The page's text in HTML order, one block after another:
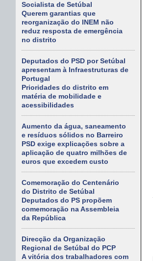
Socialista de Setúbal
Querem garantias que
reorganização do INEM não
reduz resposta de emergência
no distrito
Deputados do PSD por Setúbal
apresentam à Infraestruturas de
Portugal
Prioridades do distrito em
matéria de mobilidade e
acessibilidades
Aumento da água, saneamento
e resíduos sólidos no Barreiro
PSD exige explicações sobre a
aplicação de quatro milhões de
euros que excedem custo
Comemoração do Centenário
do Distrito de Setúbal
Deputados do PS propõem
comemoração na Assembleia
da República
Direcção da Organização
Regional de Setúbal do PCP
A vitória dos trabalhadores com